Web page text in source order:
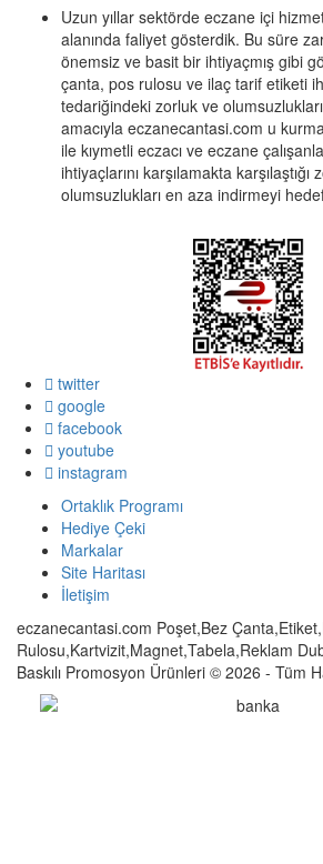
Uzun yıllar sektörde eczane içi
alanında faliyet gösterdik. Bu süre
önemsiz ve basit bir ihtiyaçmış gibi
çanta, pos rulosu ve ilaç tarif etiketi
tedariğindeki zorluk ve
amacıyla eczanecantasi.com u
ile kıymetli eczacı ve eczane
ihtiyaçlarını karşılamakta karşılaştığı
olumsuzlukları en aza indirmeyi
twitter
google
facebook
youtube
instagram
Ortaklık Programı
Hediye Çeki
Markalar
Site Haritası
İletişim
eczanecantasi.com Poşet,Bez
Rulosu,Kartvizit,Magnet,Tabela,Reklam
Baskılı Promosyon Ürünleri © 2026 - Tüm